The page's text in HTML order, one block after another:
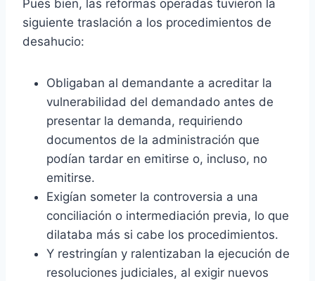
Pues bien, las reformas operadas tuvieron la
siguiente traslación a los procedimientos de
desahucio:
Obligaban al demandante a acreditar la
vulnerabilidad del demandado antes de
presentar la demanda, requiriendo
documentos de la administración que
podían tardar en emitirse o, incluso, no
emitirse.
Exigían someter la controversia a una
conciliación o intermediación previa, lo que
dilataba más si cabe los procedimientos.
Y restringían y ralentizaban la ejecución de
resoluciones judiciales, al exigir nuevos